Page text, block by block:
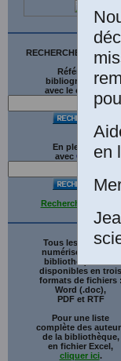
RECHERCHE SUR LE
Références
bibliographiques
avec le catalogue
En plein texte
avec G gle
Recherche avancée
Tous les ouvrages
numérisés de cette
bibliothèque sont
disponibles en trois
formats de fichiers :
Word (.doc),
PDF et RTF
Pour une liste
complète des
de la bibliothèque,
en fichier Excel,
cliquer ici.
en